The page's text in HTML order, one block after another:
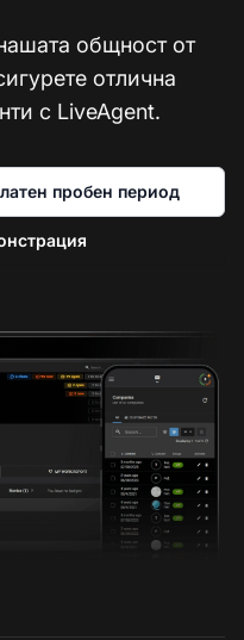
общност от
отлична
с LiveAgent.
пробен период